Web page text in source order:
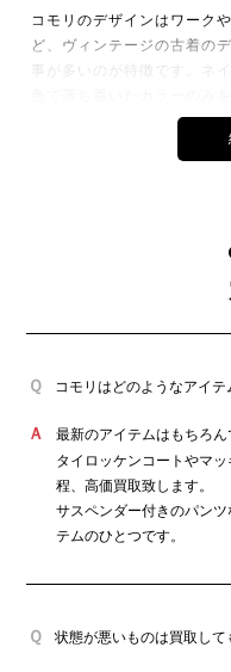
コモリのデザインはワーク
ど、ヴィンテージの古着の
事が多いのが特徴です。ネ
ですが、独特なゆとりある
で魅力が真に伝わるものと
して作られています。また
持って服を着ているファッ
コモリはどのようなアイ
最新のアイテムはもちろ
タイロッケンコートやマ
程、高価買取致します。
サスペンダー付きのパン
テムのひとつです。
状態が悪いものは買取して